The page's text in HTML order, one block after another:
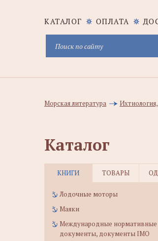
КАТАЛОГ ОПЛАТА
Морская литература
Каталог
КНИГИ ТОВАРЫ
Лодочные моторы
Маяки
Международные нормативные
документы, документы IMO